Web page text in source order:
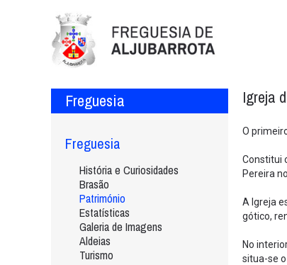
Freguesia
Freguesia
História e Curiosidades
Brasão
Património
Estatísticas
Galeria de Imagens
Aldeias
Turismo
Igreja
O
Constitui
Pereira
A Igreja
gótico,
No
situa-se